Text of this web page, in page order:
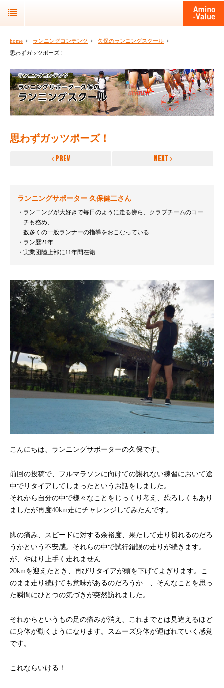
home ランニングコンテンツ
久保のランニングスクール
思わずガッツポーズ！
思わずガッツポーズ！
PREV NEXT
ランニングサポーター 久保健二さん
ランニングが大好きで毎日のように走る傍ら、クラブチームのコー
チも務め、
数多くの一般ランナーの指導をおこなっている
ラン歴21年
実業団陸上部に11年間在籍
こんにちは、ランニングサポーターの久保です。
前回の投稿で、フルマラソンに向けての譲れない練習において途
中でリタイアしてしまったというお話をしました。
それから自分の中で様々なことをじっくり考え、恐ろしくもあり
ましたが再度40km走にチャレンジしてみたんです。
脚の痛み、スピードに対する余裕度、果たして走り切れるのだろ
うかという不安感。それらの中で試行錯誤の走りが続きます。
が、やはり上手く走れません…
20kmを迎えたとき、再びリタイアが頭を下げてよぎります。こ
のまま走り続けても意味があるのだろうか…、そんなことを思っ
た瞬間にひとつの気づきが突然訪れました。
それからというもの足の痛みが消え、これまでとは見違えるほど
に身体が動くようになります。スムーズ身体が運ばれていく感覚
です。
これならいける！